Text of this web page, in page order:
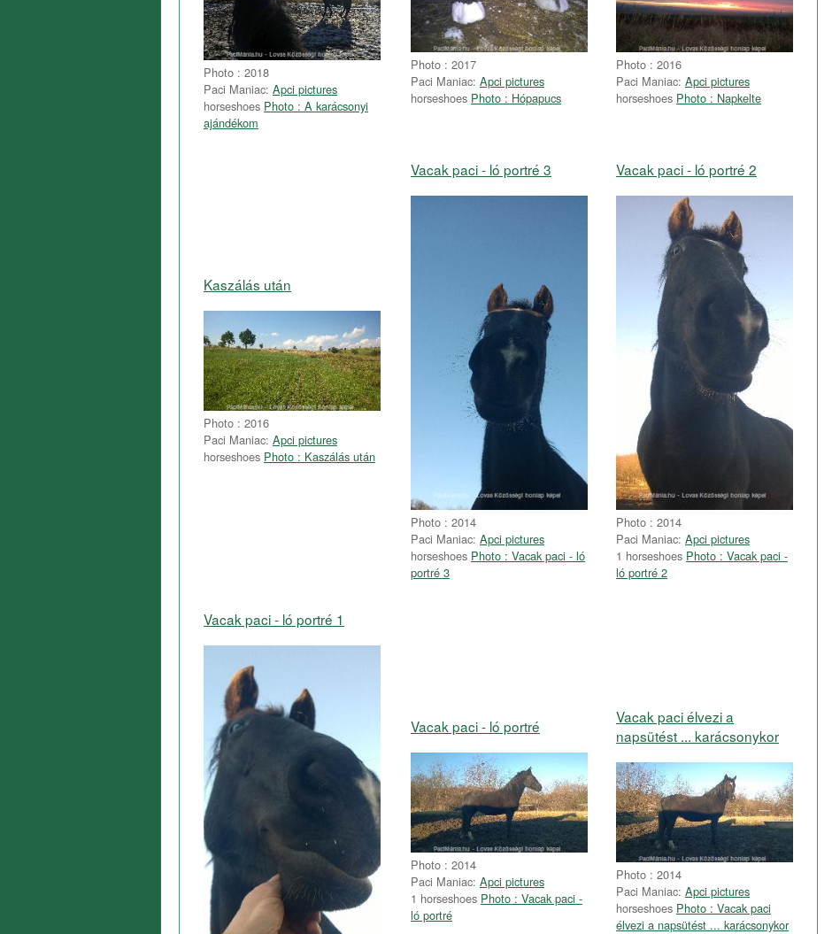
Photo : 2018
Paci Maniac: Apci pictures
horseshoes Photo : A karácsonyi
ajándékom
Photo : 2017
Paci Maniac: Apci pictures
horseshoes Photo : Hópapucs
Photo : 2016
Paci Maniac: Apci pictures
horseshoes Photo : Napkelte
Kaszálás után
Photo : 2016
Paci Maniac: Apci pictures
horseshoes Photo : Kaszálás után
Vacak paci - ló portré 3
Photo : 2014
Paci Maniac: Apci pictures
horseshoes Photo : Vacak paci - ló
portré 3
Vacak paci - ló portré 2
Photo : 2014
Paci Maniac: Apci pictures
1 horseshoes Photo : Vacak paci -
ló portré 2
Vacak paci - ló portré 1
Vacak paci - ló portré
Photo : 2014
Paci Maniac: Apci pictures
1 horseshoes Photo : Vacak paci -
ló portré
Vacak paci élvezi a
napsütést ... karácsonykor
Photo : 2014
Paci Maniac: Apci pictures
horseshoes Photo : Vacak paci
élvezi a napsütést ... karácsonykor